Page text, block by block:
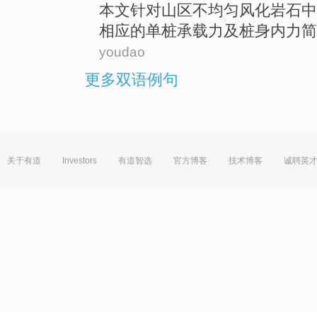
本文针对山区不均匀风化岩石
相应的单桩承载力及桩身内力
youdao
更多双语例句
关于有道 Investors 有道智选 官方博客 技术博客 诚聘英才